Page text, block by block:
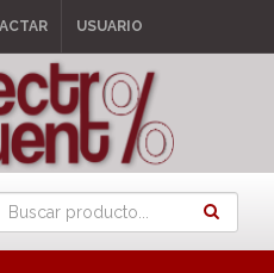
USUARIO